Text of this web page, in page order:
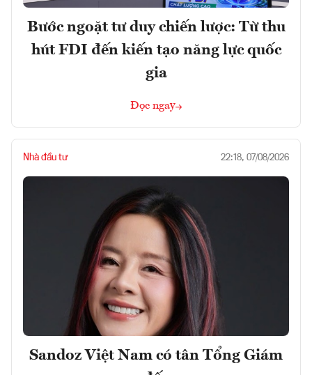
Bước ngoặt tư duy chiến lược: Từ thu
hút FDI đến kiến tạo năng lực quốc
gia
Đọc ngay
Nhà đầu tư 22:18, 07/08/2026
Sandoz Việt Nam có tân Tổng Giám